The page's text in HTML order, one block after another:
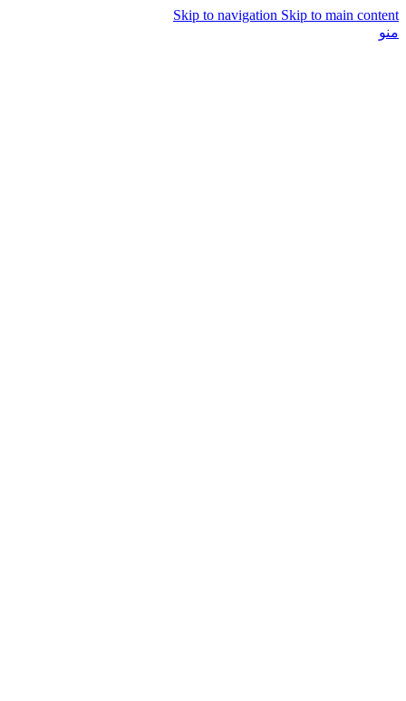
Skip to navigation Skip to main content
منو